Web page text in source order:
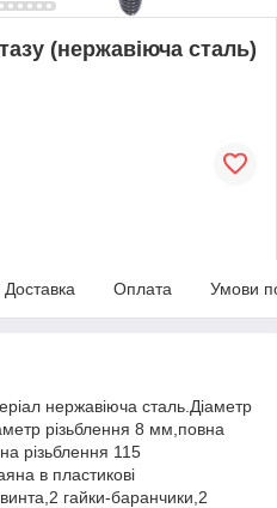
(нержавіюча сталь)
Доставка Оплата Умови
нержавіюча сталь.Діаметр
різьблення 8 мм,повна
різьблення 115
в пластикові
гайки-баранчики,2